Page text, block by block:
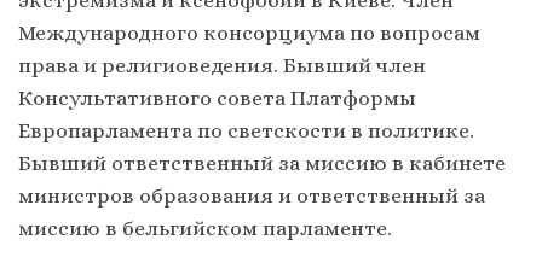
Международного консорциума по вопросам
права и религиоведения. Бывший член
Консультативного совета Платформы
Европарламента по светскости в политике.
Бывший ответственный за миссию в кабинете
министров образования и ответственный за
миссию в бельгийском парламенте.